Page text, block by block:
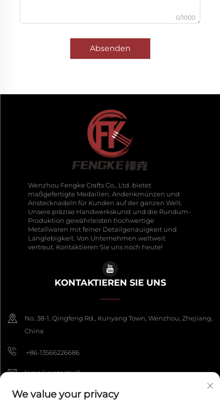
0/1000
Absenden
Wenzhou Fengke Crafts Co., Ltd. bietet
maßgefertigte Medaillen, Andenkmünzen und
Anstecknadeln für Kunden auf der ganzen Welt.
Unsere präzise Handwerkskunst und die Rundum-
Produktion gewährleisten hochwertige
Metallwaren mit feiner Detailgenauigkeit und
Langlebigkeit. Von Unternehmen weltweit
vertraut. Kontaktieren Sie uns noch heute!
KONTAKTIEREN SIE UNS
No. 38-1, Qingfeng Rd., Kunyang Town, Wenzhou, Zhejiang,
China
+86-13566226686
[email protected]
We value your privacy